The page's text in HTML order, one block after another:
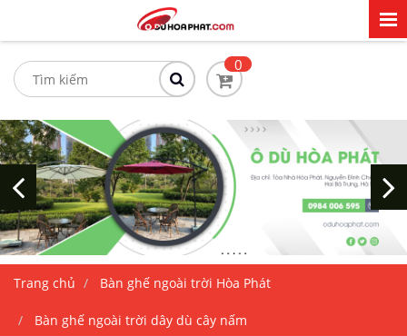
0
Trang chủ Bàn ghế ngoài trời Hòa Phát
Bàn ghế ngoài trời dây dù cây nấm